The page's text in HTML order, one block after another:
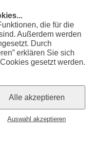
>>
Club e.V.
die für die
Außerdem werden
Durch
erklären Sie sich
gesetzt werden.
Alle akzeptieren
Auswahl akzeptieren